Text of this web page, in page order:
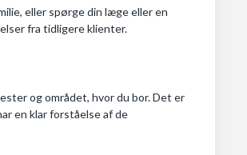
eller spørge din læge eller en
fra tidligere klienter.
og området, hvor du bor. Det er
en klar forståelse af de